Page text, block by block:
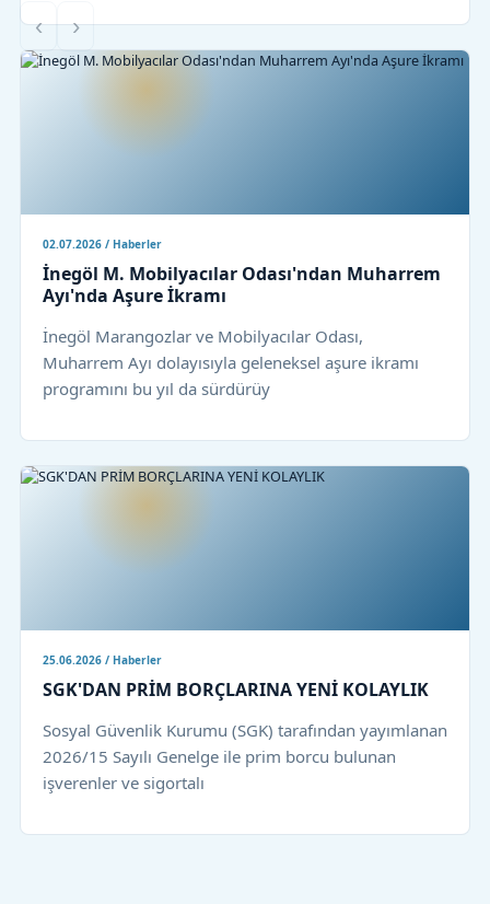
02.07.2026 / Haberler
İnegöl M. Mobilyacılar Odası'ndan Muharrem
Ayı'nda Aşure İkramı
İnegöl Marangozlar ve Mobilyacılar Odası,
Muharrem Ayı dolayısıyla geleneksel aşure ikramı
programını bu yıl da sürdürüy
25.06.2026 / Haberler
SGK'DAN PRİM BORÇLARINA YENİ KOLAYLIK
Sosyal Güvenlik Kurumu (SGK) tarafından yayımlanan
2026/15 Sayılı Genelge ile prim borcu bulunan
işverenler ve sigortalı
‹ ›